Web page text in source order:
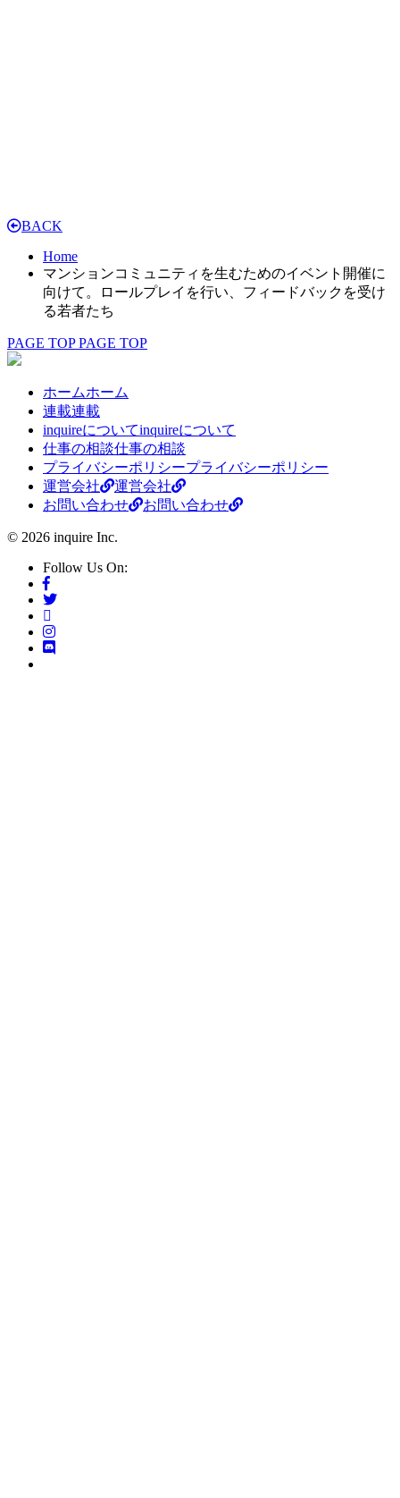
BACK
Home
マンションコミュニティを生むためのイベント開催に
向けて。ロールプレイを行い、フィードバックを受け
る若者たち
PAGE TOP PAGE TOP
ホームホーム
連載連載
inquireについてinquireについて
仕事の相談仕事の相談
プライバシーポリシープライバシーポリシー
運営会社
運営会社
お問い合わせ
お問い合わせ
© 2026 inquire Inc.
Follow Us On: